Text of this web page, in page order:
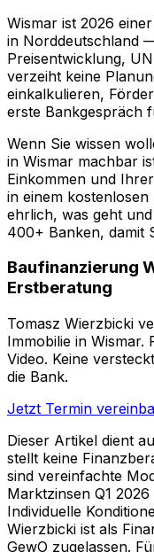
Wismar ist 2026
in Norddeutschland
Preisentwicklung,
verzeiht keine
einkalkulieren,
erste Bankgespräch
Wenn Sie wissen
in Wismar machbar
Einkommen und
in einem
ehrlich, was geht
400+ Banken, damit
Baufinanzierung
Erstberatung
Tomasz Wierzbicki
Immobilie in
Video. Keine
die Bank.
Jetzt Termin
Dieser Artikel dient
stellt keine
sind vereinfachte
Marktzinsen Q1
Individuelle
Wierzbicki ist als
GewO zugelassen.